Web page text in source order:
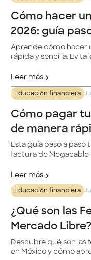
Cómo hacer
2026: guía
Aprende cómo hacer
rápida y sencilla. Evita
Leer más
Educación financiera
Cómo pagar
de manera
Esta guía paso a
factura de Megacable
compañía de
plataforma en línea,
manera eficiente
Leer más
Educación financiera
¿Qué son las
Mercado
Descubre qué son las
en México y cómo